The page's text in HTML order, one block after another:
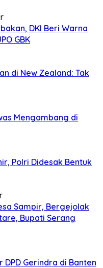
DKI Beri Warna
GBK
di New Zealand: Tak
Mengambang di
Polri Didesak Bentuk
Sampir, Bergejolak
Bupati Serang
Gerindra di Banten